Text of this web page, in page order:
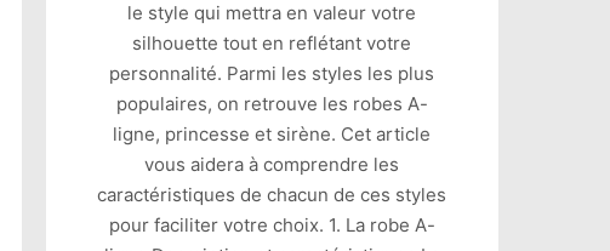
le style qui mettra en valeur votre
silhouette tout en reflétant votre
personnalité. Parmi les styles les plus
populaires, on retrouve les robes A-
ligne, princesse et sirène. Cet article
vous aidera à comprendre les
caractéristiques de chacun de ces styles
pour faciliter votre choix. 1. La robe A-